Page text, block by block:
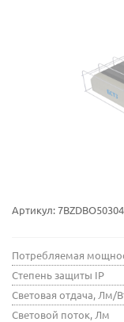
Артикул:
Потребляемая
Степень защиты IP
Световая отдача, Лм/
Световой поток, Лм